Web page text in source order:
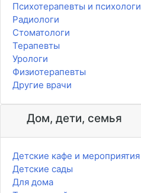
Психотерапевты и психологи
Радиологи
Стоматологи
Терапевты
Урологи
Физиотерапевты
Другие врачи
Дом, дети, семья
Детские кафе и мероприятия
Детские сады
Для дома